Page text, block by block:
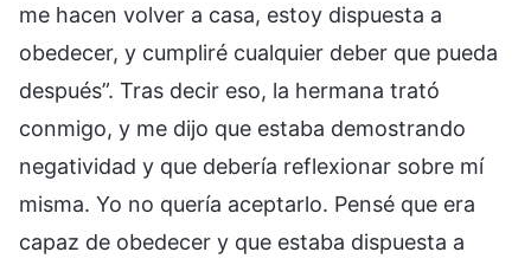
me hacen volver a casa, estoy dispuesta a
obedecer, y cumpliré cualquier deber que pueda
después”. Tras decir eso, la hermana trató
conmigo, y me dijo que estaba demostrando
negatividad y que debería reflexionar sobre mí
misma. Yo no quería aceptarlo. Pensé que era
capaz de obedecer y que estaba dispuesta a